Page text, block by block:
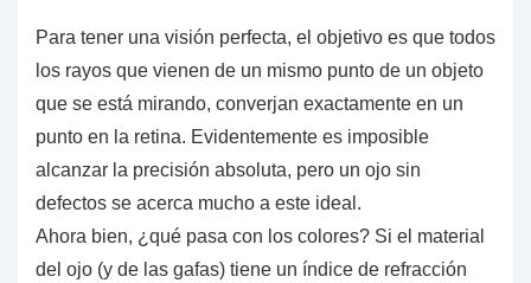
Para tener una visión perfecta, el objetivo es que todos
los rayos que vienen de un mismo punto de un objeto
que se está mirando, converjan exactamente en un
punto en la retina. Evidentemente es imposible
alcanzar la precisión absoluta, pero un ojo sin
defectos se acerca mucho a este ideal.
Ahora bien, ¿qué pasa con los colores? Si el material
del ojo (y de las gafas) tiene un índice de refracción